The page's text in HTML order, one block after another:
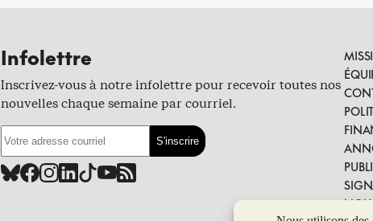
Infolettre
Inscrivez-vous à notre infolettre pour recevoir toutes nos
nouvelles chaque semaine par courriel.